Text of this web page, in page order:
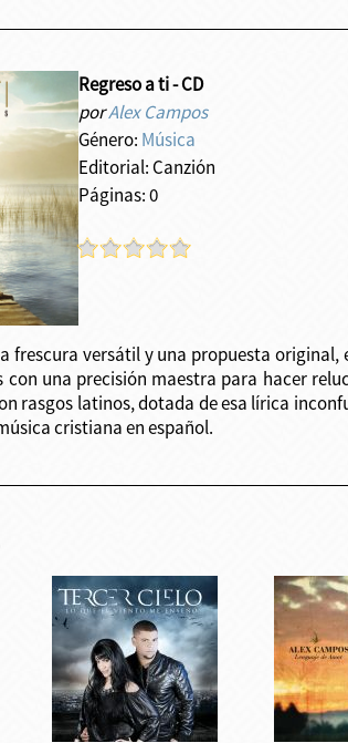
Regreso a ti - CD
porAlex Campos
Género: Música
Editorial: Canzión
Páginas: 0
frescura versátil y una propuesta
con una precisión maestra para hacer
rasgos latinos, dotada de esa lírica
cristiana en español.